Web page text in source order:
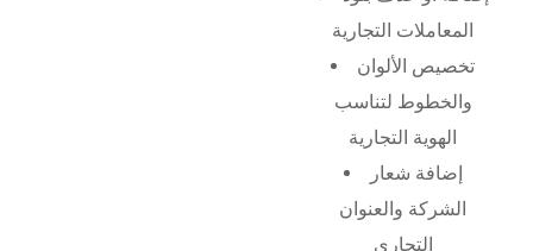
المعاملات التجارية
تخصيص الألوان
والخطوط لتناسب
الهوية التجارية
إضافة شعار
الشركة والعنوان
التجاري